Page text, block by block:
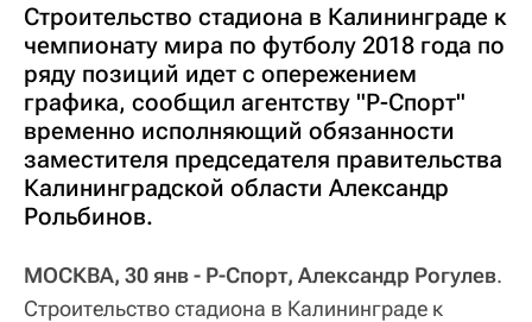
Строительство стадиона в Калининграде к
чемпионату мира по футболу 2018 года по
ряду позиций идет с опережением
графика, сообщил агентству "Р-Спорт"
временно исполняющий обязанности
заместителя председателя правительства
Калининградской области Александр
Рольбинов.
МОСКВА, 30 янв - Р-Спорт, Александр Рогулев.
Строительство стадиона в Калининграде к